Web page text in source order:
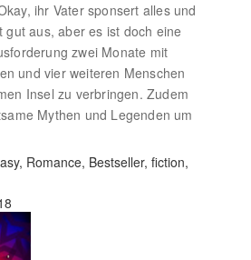
ihr Vater sponsert alles und
gut aus, aber es ist doch eine
zwei Monate mit
und vier weiteren Menschen
Insel zu verbringen. Zudem
Mythen und Legenden um
Romance, Bestseller, fiction,